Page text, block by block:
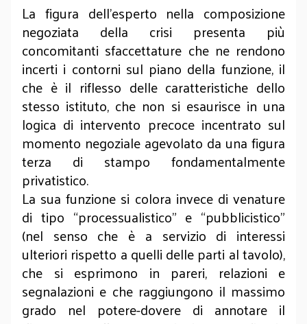
La figura dell'esperto nella composizione
negoziata della crisi presenta più
concomitanti sfaccettature che ne rendono
incerti i contorni sul piano della funzione, il
che è il riflesso delle caratteristiche dello
stesso istituto, che non si esaurisce in una
logica di intervento precoce incentrato sul
momento negoziale agevolato da una figura
terza di stampo fondamentalmente
privatistico.
La sua funzione si colora invece di venature
di tipo “processualistico” e “pubblicistico”
(nel senso che è a servizio di interessi
ulteriori rispetto a quelli delle parti al tavolo),
che si esprimono in pareri, relazioni e
segnalazioni e che raggiungono il massimo
grado nel potere-dovere di annotare il